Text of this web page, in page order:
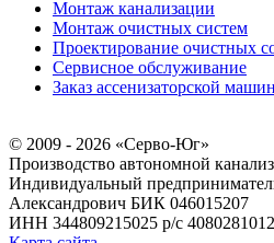
Монтаж канализации
Монтаж очистных систем
Проектирование очистных
Сервисное обслуживание
Заказ ассенизаторской
© 2009 - 2026 «Серво-Юг»
Производство автономной
Индивидуальный
Александрович БИК 046015207
ИНН 344809215025 р/с